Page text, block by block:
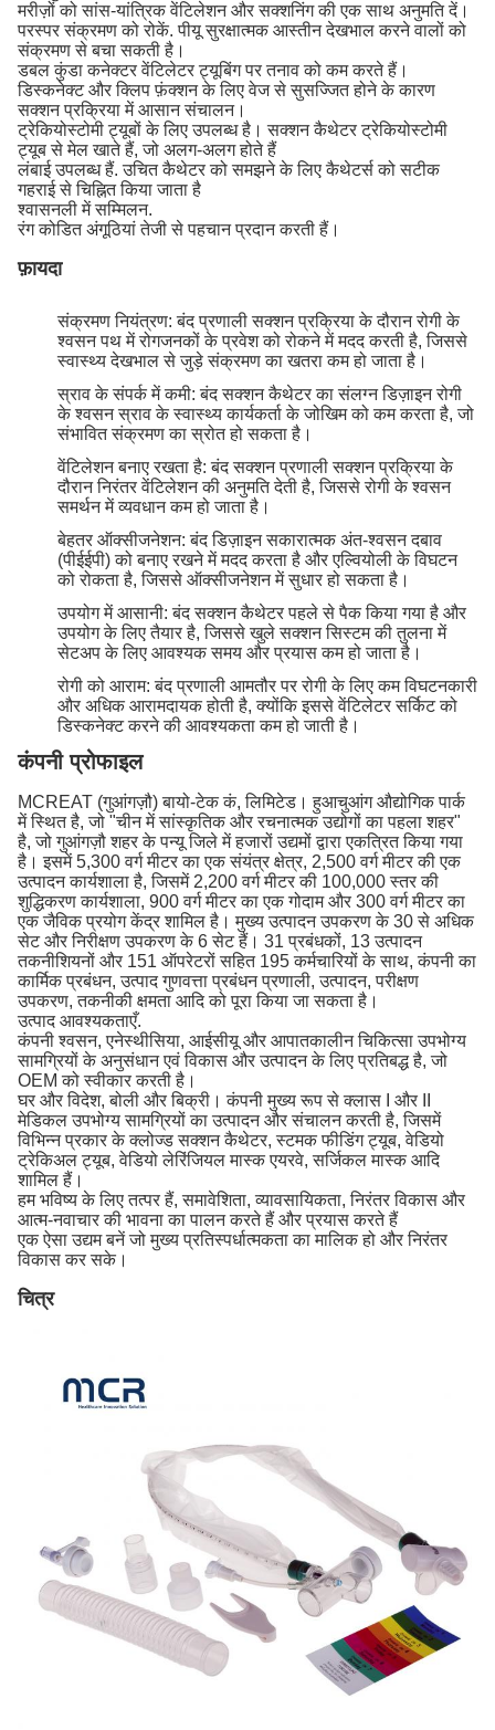
मरीज़ों को सांस-यांत्रिक वेंटिलेशन और सक्शनिंग की एक साथ अनुमति दें।
परस्पर संक्रमण को रोकें. पीयू सुरक्षात्मक आस्तीन देखभाल करने वालों को
संक्रमण से बचा सकती है।
डबल कुंडा कनेक्टर वेंटिलेटर ट्यूबिंग पर तनाव को कम करते हैं।
डिस्कनेक्ट और क्लिप फ़ंक्शन के लिए वेज से सुसज्जित होने के कारण
सक्शन प्रक्रिया में आसान संचालन।
ट्रेकियोस्टोमी ट्यूबों के लिए उपलब्ध है। सक्शन कैथेटर ट्रेकियोस्टोमी
ट्यूब से मेल खाते हैं, जो अलग-अलग होते हैं
लंबाई उपलब्ध हैं. उचित कैथेटर को समझने के लिए कैथेटर्स को सटीक
गहराई से चिह्नित किया जाता है
श्वासनली में सम्मिलन.
रंग कोडित अंगूठियां तेजी से पहचान प्रदान करती हैं।
फ़ायदा
संक्रमण नियंत्रण: बंद प्रणाली सक्शन प्रक्रिया के दौरान रोगी के
श्वसन पथ में रोगजनकों के प्रवेश को रोकने में मदद करती है, जिससे
स्वास्थ्य देखभाल से जुड़े संक्रमण का खतरा कम हो जाता है।
स्राव के संपर्क में कमी: बंद सक्शन कैथेटर का संलग्न डिज़ाइन रोगी
के श्वसन स्राव के स्वास्थ्य कार्यकर्ता के जोखिम को कम करता है, जो
संभावित संक्रमण का स्रोत हो सकता है।
वेंटिलेशन बनाए रखता है: बंद सक्शन प्रणाली सक्शन प्रक्रिया के
दौरान निरंतर वेंटिलेशन की अनुमति देती है, जिससे रोगी के श्वसन
समर्थन में व्यवधान कम हो जाता है।
बेहतर ऑक्सीजनेशन: बंद डिज़ाइन सकारात्मक अंत-श्वसन दबाव
(पीईईपी) को बनाए रखने में मदद करता है और एल्वियोली के विघटन
को रोकता है, जिससे ऑक्सीजनेशन में सुधार हो सकता है।
उपयोग में आसानी: बंद सक्शन कैथेटर पहले से पैक किया गया है और
उपयोग के लिए तैयार है, जिससे खुले सक्शन सिस्टम की तुलना में
सेटअप के लिए आवश्यक समय और प्रयास कम हो जाता है।
रोगी को आराम: बंद प्रणाली आमतौर पर रोगी के लिए कम विघटनकारी
और अधिक आरामदायक होती है, क्योंकि इससे वेंटिलेटर सर्किट को
डिस्कनेक्ट करने की आवश्यकता कम हो जाती है।
कंपनी प्रोफाइल
MCREAT (गुआंगज़ौ) बायो-टेक कं, लिमिटेड। हुआचुआंग औद्योगिक पार्क
में स्थित है, जो "चीन में सांस्कृतिक और रचनात्मक उद्योगों का पहला शहर"
है, जो गुआंगज़ौ शहर के पन्यू जिले में हजारों उद्यमों द्वारा एकत्रित किया गया
है। इसमें 5,300 वर्ग मीटर का एक संयंत्र क्षेत्र, 2,500 वर्ग मीटर की एक
उत्पादन कार्यशाला है, जिसमें 2,200 वर्ग मीटर की 100,000 स्तर की
शुद्धिकरण कार्यशाला, 900 वर्ग मीटर का एक गोदाम और 300 वर्ग मीटर का
एक जैविक प्रयोग केंद्र शामिल है। मुख्य उत्पादन उपकरण के 30 से अधिक
सेट और निरीक्षण उपकरण के 6 सेट हैं। 31 प्रबंधकों, 13 उत्पादन
तकनीशियनों और 151 ऑपरेटरों सहित 195 कर्मचारियों के साथ, कंपनी का
कार्मिक प्रबंधन, उत्पाद गुणवत्ता प्रबंधन प्रणाली, उत्पादन, परीक्षण
उपकरण, तकनीकी क्षमता आदि को पूरा किया जा सकता है।
उत्पाद आवश्यकताएँ.
कंपनी श्वसन, एनेस्थीसिया, आईसीयू और आपातकालीन चिकित्सा उपभोग्य
सामग्रियों के अनुसंधान एवं विकास और उत्पादन के लिए प्रतिबद्ध है, जो
OEM को स्वीकार करती है।
घर और विदेश, बोली और बिक्री। कंपनी मुख्य रूप से क्लास I और II
मेडिकल उपभोग्य सामग्रियों का उत्पादन और संचालन करती है, जिसमें
विभिन्न प्रकार के क्लोज्ड सक्शन कैथेटर, स्टमक फीडिंग ट्यूब, वेडियो
ट्रेकिअल ट्यूब, वेडियो लेरिंजियल मास्क एयरवे, सर्जिकल मास्क आदि
शामिल हैं।
हम भविष्य के लिए तत्पर हैं, समावेशिता, व्यावसायिकता, निरंतर विकास और
आत्म-नवाचार की भावना का पालन करते हैं और प्रयास करते हैं
एक ऐसा उद्यम बनें जो मुख्य प्रतिस्पर्धात्मकता का मालिक हो और निरंतर
विकास कर सके।
चित्र